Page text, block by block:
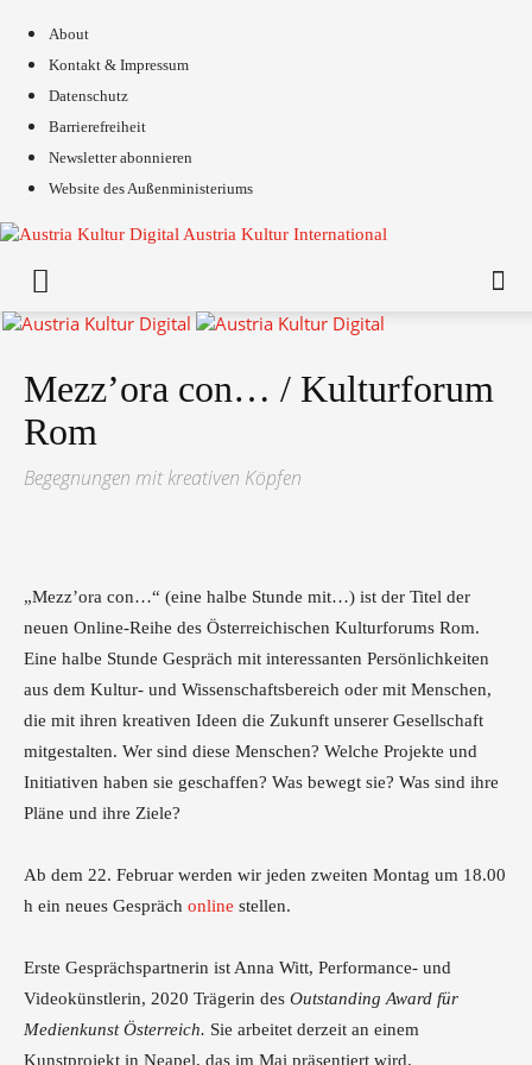
About
Kontakt & Impressum
Datenschutz
Barrierefreiheit
Newsletter abonnieren
Website des Außenministeriums
Austria Kultur International
Mezz’ora con… / Kulturforum
Rom
Begegnungen mit kreativen Köpfen
„Mezz’ora con…“ (eine halbe Stunde mit…) ist der Titel der
neuen Online-Reihe des Österreichischen Kulturforums Rom.
Eine halbe Stunde Gespräch mit interessanten Persönlichkeiten
aus dem Kultur- und Wissenschaftsbereich oder mit Menschen,
die mit ihren kreativen Ideen die Zukunft unserer Gesellschaft
mitgestalten. Wer sind diese Menschen? Welche Projekte und
Initiativen haben sie geschaffen? Was bewegt sie? Was sind ihre
Pläne und ihre Ziele?
Ab dem 22. Februar werden wir jeden zweiten Montag um 18.00
h ein neues Gespräch online stellen.
Erste Gesprächspartnerin ist Anna Witt, Performance- und
Videokünstlerin, 2020 Trägerin des Outstanding Award für
Medienkunst Österreich. Sie arbeitet derzeit an einem
Kunstprojekt in Neapel, das im Mai präsentiert wird.